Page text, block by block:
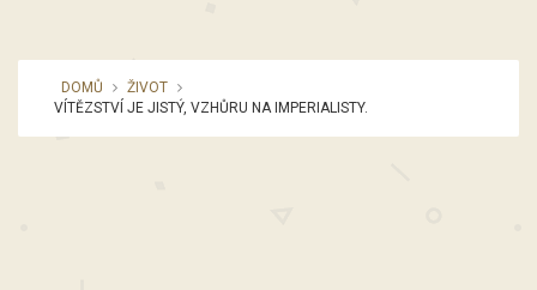
DOMŮ
ŽIVOT
VÍTĚZSTVÍ JE JISTÝ, VZHŮRU NA IMPERIALISTY.